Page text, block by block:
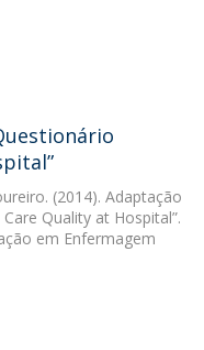
(2014). Adaptação
Quality at Hospital”.
em Enfermagem